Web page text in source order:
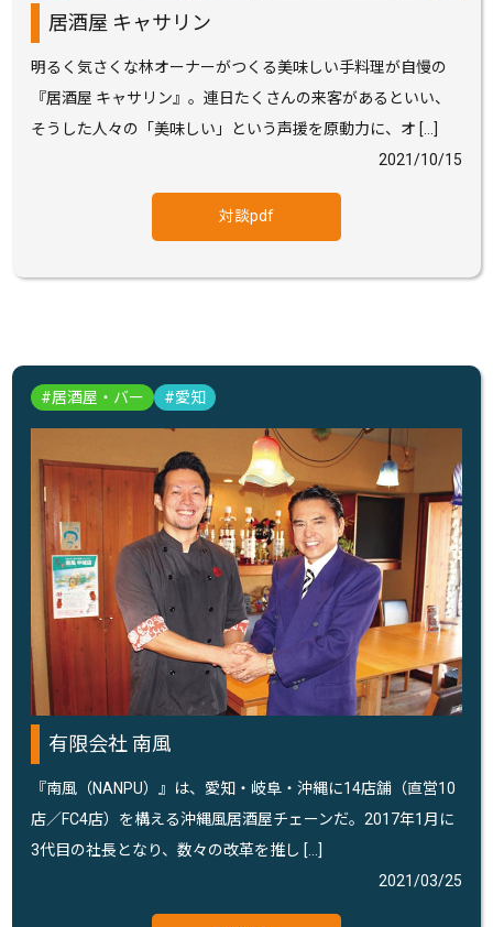
居酒屋 キャサリン
明るく気さくな林オーナーがつくる美味しい手料理が自慢の
『居酒屋 キャサリン』。連日たくさんの来客があるといい、
そうした人々の「美味しい」という声援を原動力に、オ […]
2021/10/15
対談pdf
居酒屋・バー 愛知
有限会社 南風
『南風（NANPU）』は、愛知・岐阜・沖縄に14店舗（直営10
店／FC4店）を構える沖縄風居酒屋チェーンだ。2017年1月に
3代目の社長となり、数々の改革を推し […]
2021/03/25